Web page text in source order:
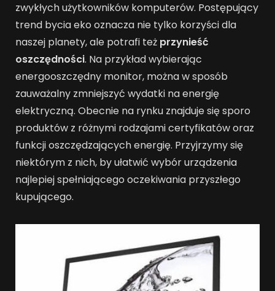
zwykłych użytkowników komputerów. Postępujący
trend bycia eko oznacza nie tylko korzyści dla
naszej planety, ale potrafi też przynieść
oszczędności. Na przykład wybierając
energooszczędny monitor, można w sposób
zauważalny zmniejszyć wydatki na energię
elektryczną. Obecnie na rynku znajduje się sporo
produktów z różnymi rodzajami certyfikatów oraz
funkcji oszczędzających energię. Przyjrzymy się
niektórym z nich, by ułatwić wybór urządzenia
najlepiej spełniającego oczekiwania przyszłego
kupującego.